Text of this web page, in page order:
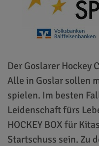
Der Goslarer Hockey
Alle in Goslar sollen
spielen. Im besten
Leidenschaft fürs
HOCKEY BOX für
Startschuss sein. Zu